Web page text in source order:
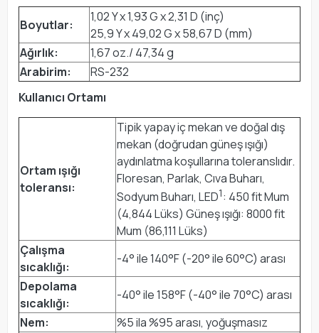
Boyutlar:
1,02 Y x 1,93 G x 2,31 D (inç)
25,9 Y x 49,02 G x 58,67 D (mm)
Ağırlık:
1,67 oz./ 47,34 g
Arabirim:
RS-232
Kullanıcı Ortamı
Ortam ışığı
toleransı:
Tipik yapay iç mekan ve doğal dış
mekan (doğrudan güneş ışığı)
aydınlatma koşullarına toleranslıdır.
Floresan, Parlak, Cıva Buharı,
Sodyum Buharı, LED1: 450 fit Mum
(4,844 Lüks) Güneş ışığı: 8000 fit
Mum (86,111 Lüks)
Çalışma
sıcaklığı:
-4° ile 140°F (-20° ile 60°C) arası
Depolama
sıcaklığı:
-40° ile 158°F (-40° ile 70°C) arası
Nem:
%5 ila %95 arası, yoğuşmasız